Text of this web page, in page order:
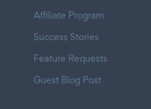
Affiliate Program
Success Stories
Feature Requests
Guest Blog Post